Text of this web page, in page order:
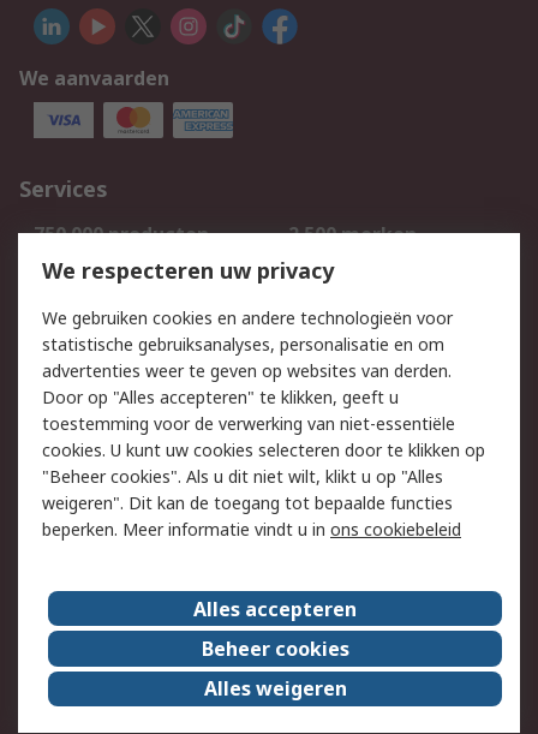
We aanvaarden
Services
750.000 producten
2.500 merken
Bestellen
Inkoopoplossingen
Track & Trace
Wettelijk
Cookiebeleid
Email veiligheid
Privacybeleid
Websitevoorwaarden
Algemene
verkoopvoorwaarden
Over RS
RS Group
Over ons
RS wereldwijd
Werken bij RS
ESG
We respecteren uw privacy
We gebruiken cookies en andere technologieën voor
statistische gebruiksanalyses, personalisatie en om
advertenties weer te geven op websites van derden.
Door op "Alles accepteren" te klikken, geeft u
toestemming voor de verwerking van niet-essentiële
cookies. U kunt uw cookies selecteren door te klikken op
"Beheer cookies". Als u dit niet wilt, klikt u op "Alles
weigeren". Dit kan de toegang tot bepaalde functies
beperken. Meer informatie vindt u in ons cookiebeleid
Alles accepteren
Beheer cookies
Alles weigeren